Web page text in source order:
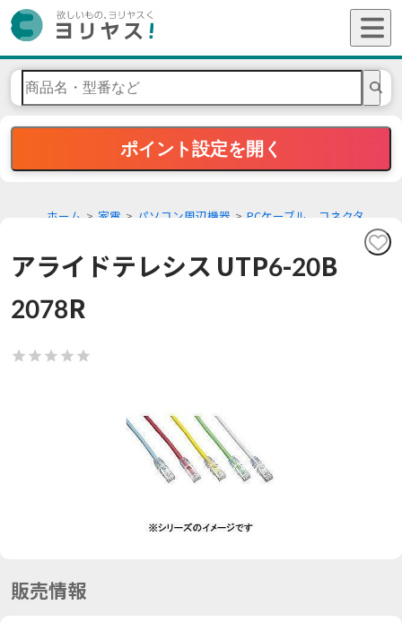
ポイント設定を開く
ホーム 家電 パソコン周辺機器 PCケーブル、コネクタ
アライドテレシス UTP6-20B
2078R
販売情報